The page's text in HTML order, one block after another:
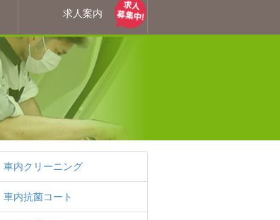
求人案内
車内クリーニング
車内抗菌コート